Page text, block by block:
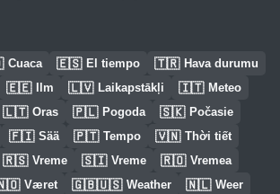
Cuaca 🇪🇸 El tiempo 🇹🇷 Hava durumu
🇪🇪 Ilm 🇱🇻 Laikapstākļi 🇮🇹 Meteo
🇱🇹 Oras 🇵🇱 Pogoda 🇸🇰 Počasie
🇫🇮 Sää 🇵🇹 Tempo 🇻🇳 Thời tiết
🇷🇸 Vreme 🇸🇮 Vreme 🇷🇴 Vremea
Været 🇬🇧🇺🇸 Weather 🇳🇱 Weer